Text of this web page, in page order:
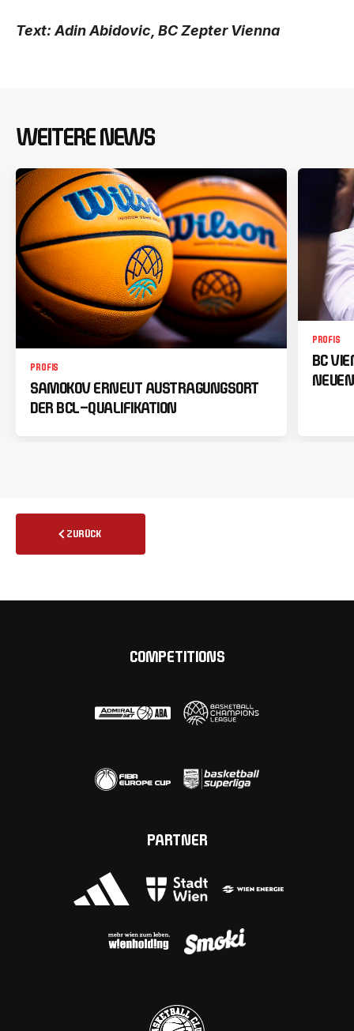
Text: Adin Abidovic, BC Zepter Vienna
WEITERE NEWS
PROFIS
SAMOKOV ERNEUT AUSTRAGUNGSORT
DER BCL-QUALIFIKATION
PROFIS
BC
ZURÜCK
COMPETITIONS
PARTNER